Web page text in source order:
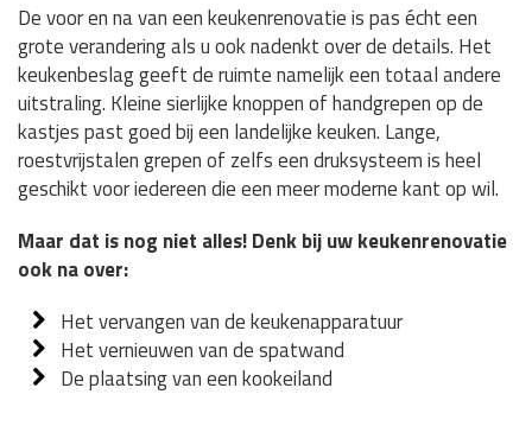
De voor en na van een keukenrenovatie is pas écht een
grote verandering als u ook nadenkt over de details. Het
keukenbeslag geeft de ruimte namelijk een totaal andere
uitstraling. Kleine sierlijke knoppen of handgrepen op de
kastjes past goed bij een landelijke keuken. Lange,
roestvrijstalen grepen of zelfs een druksysteem is heel
geschikt voor iedereen die een meer moderne kant op wil.
Maar dat is nog niet alles! Denk bij uw keukenrenovatie
ook na over:
Het vervangen van de keukenapparatuur
Het vernieuwen van de spatwand
De plaatsing van een kookeiland